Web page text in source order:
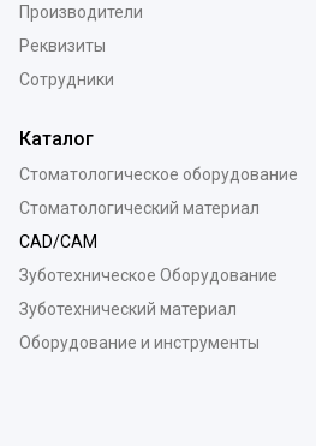
Производители
Реквизиты
Сотрудники
Каталог
Стоматологическое оборудование
Стоматологический материал
CAD/CAM
Зуботехническое Оборудование
Зуботехнический материал
Оборудование и инструменты